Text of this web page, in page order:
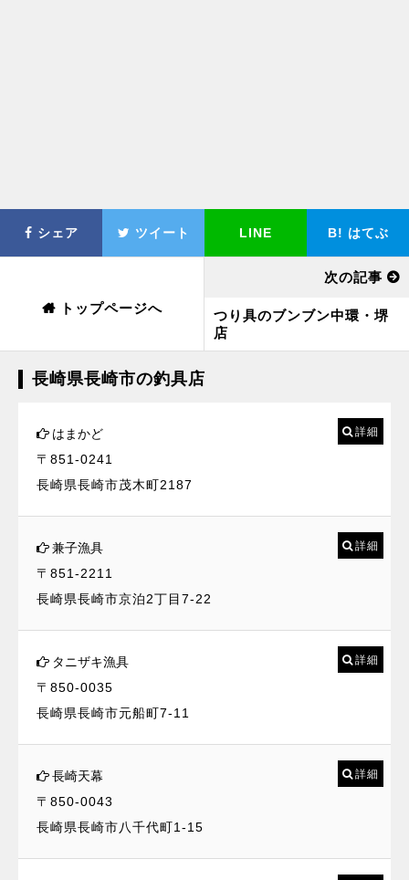
シェア ツイート LINE B! はてぶ
トップページへ
次の記事
つり具のブンブン中環・堺
店
長崎県長崎市の釣具店
はまかど
〒851-0241
長崎県長崎市茂木町2187
詳細
兼子漁具
〒851-2211
長崎県長崎市京泊2丁目7-22
詳細
タニザキ漁具
〒850-0035
長崎県長崎市元船町7-11
詳細
長崎天幕
〒850-0043
長崎県長崎市八千代町1-15
詳細